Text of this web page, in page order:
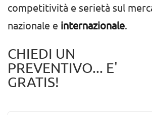
competitività e serietà sul
nazionale e internazionale.
CHIEDI UN
PREVENTIVO... E'
GRATIS!